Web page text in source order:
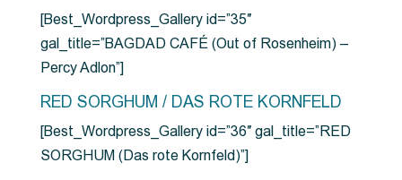
[Best_Wordpress_Gallery id=”35″
gal_title=”BAGDAD CAFÉ (Out of Rosenheim) –
Percy Adlon”]
RED SORGHUM / DAS ROTE KORNFELD
[Best_Wordpress_Gallery id=”36″ gal_title=”RED
SORGHUM (Das rote Kornfeld)”]